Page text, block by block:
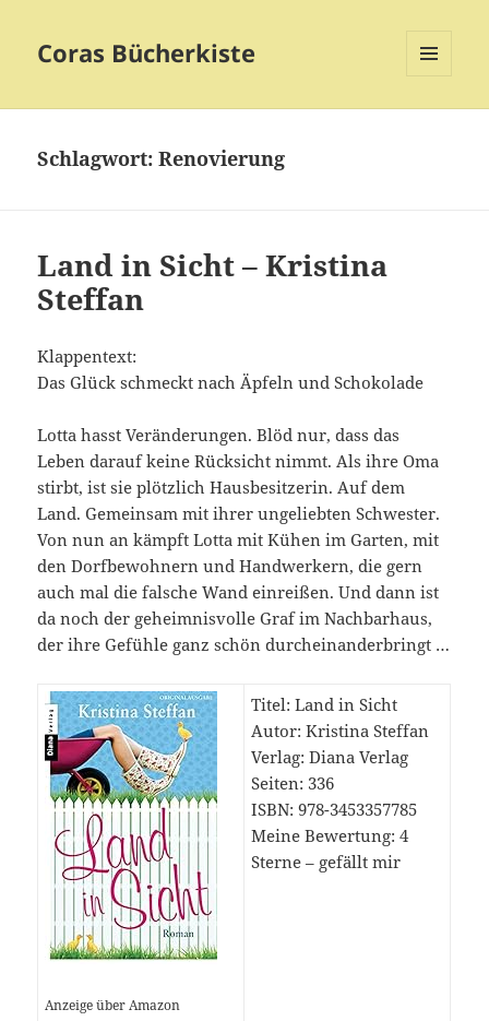
Coras Bücherkiste
Schlagwort:Renovierung
Land in Sicht – Kristina
Steffan
Klappentext:
Das Glück schmeckt nach Äpfeln und Schokolade
Lotta hasst Veränderungen. Blöd nur, dass das
Leben darauf keine Rücksicht nimmt. Als ihre Oma
stirbt, ist sie plötzlich Hausbesitzerin. Auf dem
Land. Gemeinsam mit ihrer ungeliebten Schwester.
Von nun an kämpft Lotta mit Kühen im Garten, mit
den Dorfbewohnern und Handwerkern, die gern
auch mal die falsche Wand einreißen. Und dann ist
da noch der geheimnisvolle Graf im Nachbarhaus,
der ihre Gefühle ganz schön durcheinanderbringt …
Anzeige über Amazon
Titel: Land in Sicht
Autor: Kristina Steffan
Verlag: Diana Verlag
Seiten: 336
ISBN: 978-3453357785
Meine Bewertung: 4
Sterne – gefällt mir